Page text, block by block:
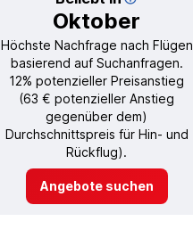
Oktober
Höchste Nachfrage nach Flügen
basierend auf Suchanfragen.
12% potenzieller Preisanstieg
(63 € potenzieller Anstieg
gegenüber dem)
Durchschnittspreis für Hin- und
Rückflug).
Angebote suchen